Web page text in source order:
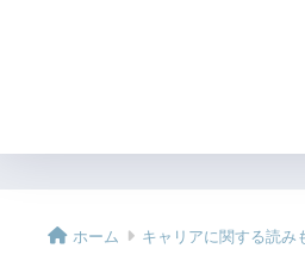
ホーム キャリアに関する読み